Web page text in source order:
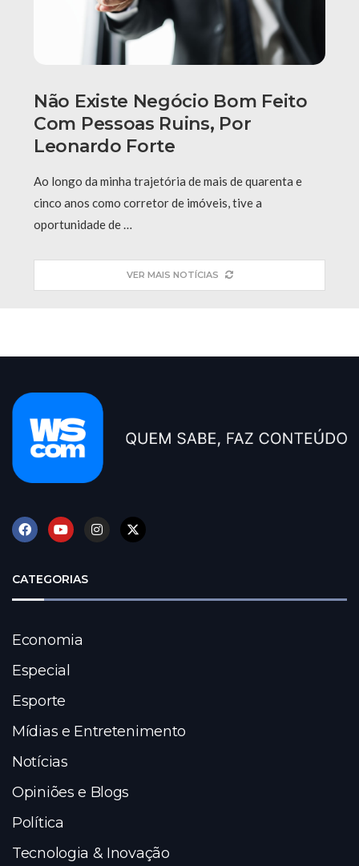
Não Existe Negócio Bom Feito
Com Pessoas Ruins, Por
Leonardo Forte
Ao longo da minha trajetória de mais de quarenta e
cinco anos como corretor de imóveis, tive a
oportunidade de …
VER MAIS NOTÍCIAS
CATEGORIAS
Economia
Especial
Esporte
Mídias e Entretenimento
Notícias
Opiniões e Blogs
Política
Tecnologia & Inovação